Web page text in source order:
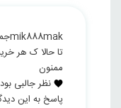
mik888makجمعه
تا حالا ک هر
ممنون
نظر جالبی بود
پاسخ به این